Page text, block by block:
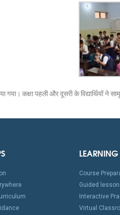
कक्षा पहली और दूसरी के विद्यार्थियों ने
LEARNING
Course
Guided
Interactive
Virtual